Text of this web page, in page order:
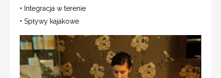
• Integracja w terenie
• Spływy kajakowe